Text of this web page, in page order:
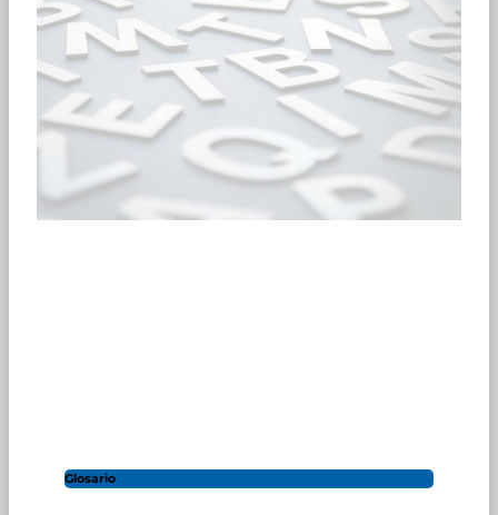
Glosario